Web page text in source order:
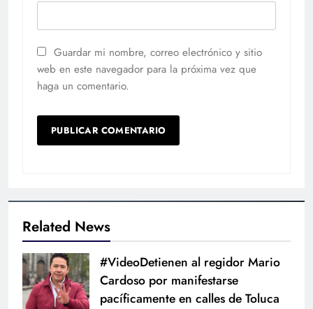
Guardar mi nombre, correo electrónico y sitio
web en este navegador para la próxima vez que
haga un comentario.
Related News
#VideoDetienen al regidor Mario
Cardoso por manifestarse
pacíficamente en calles de Toluca